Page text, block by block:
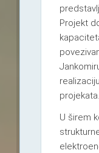
Projekt
projekata.
U širem